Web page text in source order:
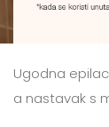
Ugodna
a nastavak s